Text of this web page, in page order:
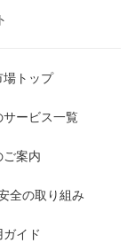
場トップ
サービス一覧
ご案内
全の取り組み
ガイド